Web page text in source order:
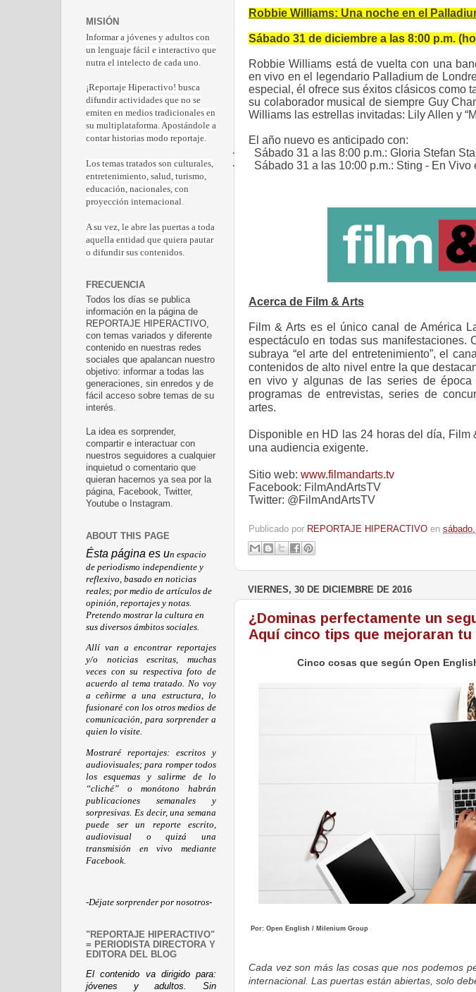
Robbie Williams: Una noche en el
Sábado 31 de diciembre a las 8:00 p.m.
Robbie Williams está de vuelta con una
en vivo en el legendario Palladium de
especial, él ofrece sus éxitos clásicos como
su colaborador musical de siempre Guy
Williams las estrellas invitadas: Lily Allen y
El año nuevo es anticipado con:
·
Sábado 31 a las 8:00 p.m.: Gloria Stefan
·
Sábado 31 a las 10:00 p.m.: Sting - En Vivo
Acerca de Film & Arts
Film & Arts es el único canal de América
espectáculo en todas sus manifestaciones.
subraya “el arte del entretenimiento”, el
contenidos de alto nivel entre la que
en vivo y algunas de las series de
programas de entrevistas, series de
artes.
Disponible en HD las 24 horas del día, Film
una audiencia exigente.
Sitio web: www.filmandarts.tv
Facebook: FilmAndArtsTV
Twitter: @FilmAndArtsTV
Publicado por REPORTAJE HIPERACTIVO en
VIERNES, 30 DE DICIEMBRE DE 2016
¿Dominas perfectamente un
Aquí cinco tips que mejoraran tu
Cinco cosas que según Open
Por: Open English / Milenium Group
Cada vez son más las cosas que nos podemos
internacional. Las puertas están abiertas, solo
MISIÓN
Informar a jóvenes y adultos con
un lenguaje fácil e interactivo que
nutra el intelecto de cada uno.
¡Reportaje Hiperactivo! busca
difundir actividades que no se
emiten en medios tradicionales en
su multiplataforma. Apostándole a
contar historias modo reportaje.
Los temas tratados son culturales,
entretenimiento, salud, turismo,
educación, nacionales, con
proyección internacional.
A su vez, le abre las puertas a toda
aquella entidad que quiera pautar
o difundir sus contenidos.
FRECUENCIA
Todos los días se publica
información en la página de
REPORTAJE HIPERACTIVO,
con temas variados y diferente
contenido en nuestras redes
sociales que apalancan nuestro
objetivo: informar a todas las
generaciones, sin enredos y de
fácil acceso sobre temas de su
interés.
La idea es sorprender,
compartir e interactuar con
nuestros seguidores a cualquier
inquietud o comentario que
quieran hacernos ya sea por la
página, Facebook, Twitter,
Youtube o Instagram.
ABOUT THIS PAGE
Ésta página es un espacio
de periodismo independiente y
reflexivo, basado en noticias
reales; por medio de artículos de
opinión, reportajes y notas.
Pretendo mostrar la cultura en
sus diversos ámbitos sociales.
Allí van a encontrar reportajes
y/o noticias escritas, muchas
veces con su respectiva foto de
acuerdo al tema tratado. No voy
a ceñirme a una estructura, lo
fusionaré con los otros medios de
comunicación, para sorprender a
quien lo visite.
Mostraré reportajes: escritos y
audiovisuales; para romper todos
los esquemas y salirme de lo
“cliché” o monótono habrán
publicaciones semanales y
sorpresivas. Es decir, una semana
puede ser un reporte escrito,
audiovisual o quizá una
transmisión en vivo mediante
Facebook.
-Déjate sorprender por nosotros-
"REPORTAJE HIPERACTIVO"
= PERIODISTA DIRECTORA Y
EDITORA DEL BLOG
El contenido va dirigido para:
jóvenes y adultos. Sin